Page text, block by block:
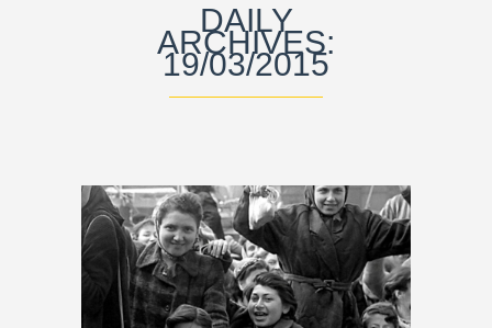
DAILY
ARCHIVES:
19/03/2015